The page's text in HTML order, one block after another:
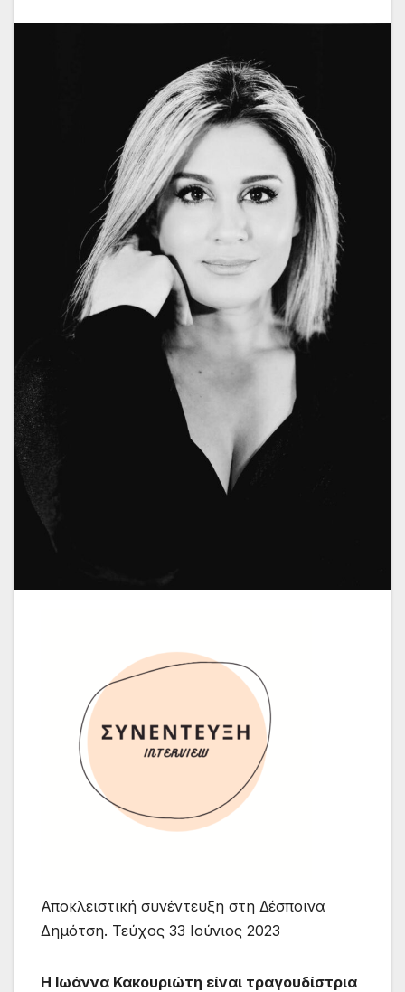
Αποκλειστική συνέντευξη στη Δέσποινα
Δημότση. Τεύχος 33 Ιούνιος 2023
H Ιωάννα Κακουριώτη είναι τραγουδίστρια